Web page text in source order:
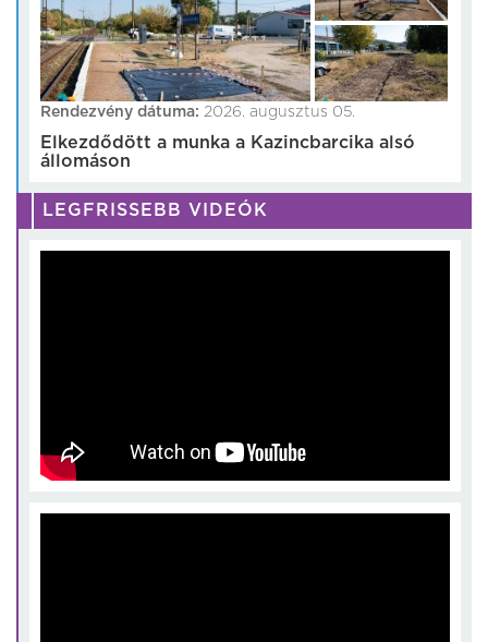
Rendezvény dátuma: 2026. augusztus 05.
Elkezdődött a munka a Kazincbarcika alsó
állomáson
LEGFRISSEBB VIDEÓK